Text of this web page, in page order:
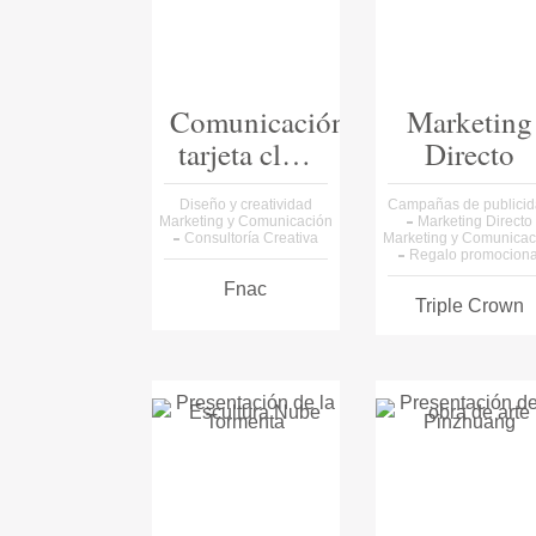
Comunicación
tarjeta club
cultura
Diseño y creatividad
Marketing y Comunicación
Consultoría Creativa
Fnac
Marketing
Directo
Campañas de
Marketing Directo
Marketing y
Regalo
Triple Crown